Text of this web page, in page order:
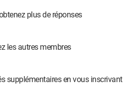
plus de réponses
les autres membres
supplémentaires en vous inscrivant